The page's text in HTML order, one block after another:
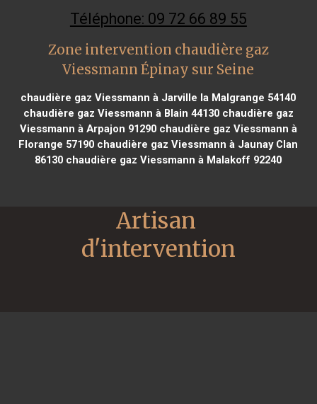
Téléphone: 09 72 66 89 55
Zone intervention chaudière gaz
Viessmann Épinay sur Seine
chaudière gaz Viessmann à Jarville la Malgrange 54140
chaudière gaz Viessmann à Blain 44130chaudière gaz
Viessmann à Arpajon 91290chaudière gaz Viessmann à
Florange 57190 chaudière gaz Viessmann à Jaunay Clan
86130 chaudière gaz Viessmann à Malakoff 92240
Artisan
d'intervention